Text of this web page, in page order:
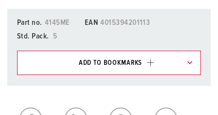
Part no. 4145ME EAN 4015394201113
Std. Pack.
5
ADD TO BOOKMARKS
My list ADD